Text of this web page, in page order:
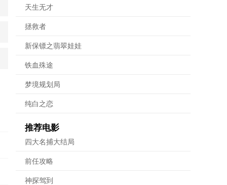
天生无才
拯救者
新保镖之翡翠娃娃
铁血殊途
梦境规划局
纯白之恋
推荐电影
四大名捕大结局
前任攻略
神探驾到